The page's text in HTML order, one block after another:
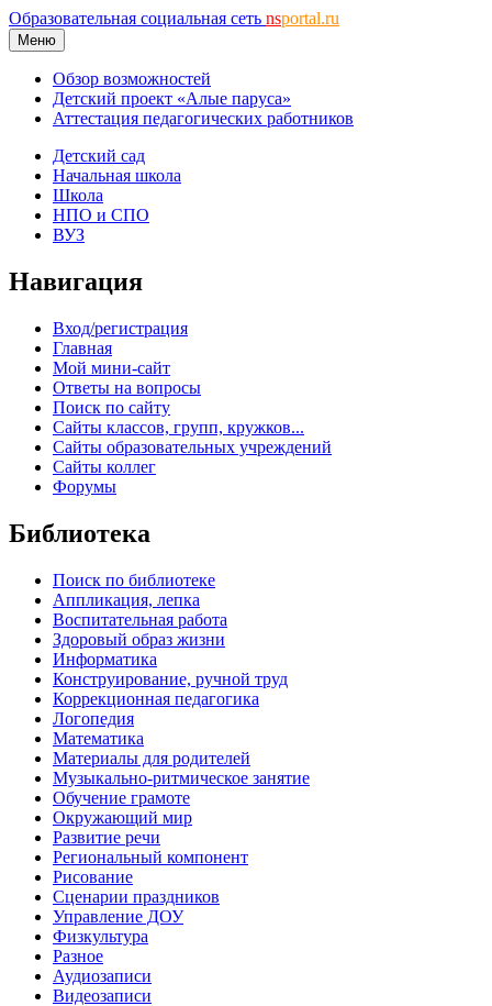
Образовательная социальная сеть nsportal.ru
Меню
Обзор возможностей
Детский проект «Алые паруса»
Аттестация педагогических работников
Детский сад
Начальная школа
Школа
НПО и СПО
ВУЗ
Навигация
Вход/регистрация
Главная
Мой мини-сайт
Ответы на вопросы
Поиск по сайту
Сайты классов, групп, кружков...
Сайты образовательных учреждений
Сайты коллег
Форумы
Библиотека
Поиск по библиотеке
Аппликация, лепка
Воспитательная работа
Здоровый образ жизни
Информатика
Конструирование, ручной труд
Коррекционная педагогика
Логопедия
Математика
Материалы для родителей
Музыкально-ритмическое занятие
Обучение грамоте
Окружающий мир
Развитие речи
Региональный компонент
Рисование
Сценарии праздников
Управление ДОУ
Физкультура
Разное
Аудиозаписи
Видеозаписи